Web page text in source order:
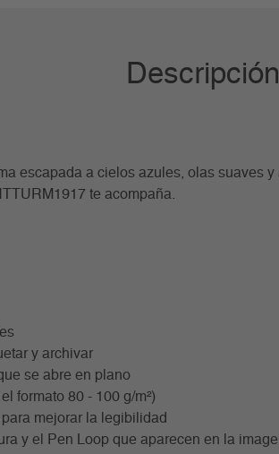
escapada a cielos azules, olas
te acompaña.
y archivar
se abre en plano
formato 80 - 100 g/m²)
mejorar la legibilidad
y el Pen Loop que aparecen en la